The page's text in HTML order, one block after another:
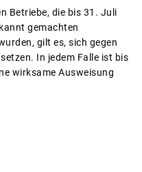
Betriebe, die bis 31. Juli
gemachten
gilt es, sich gegen
In jedem Falle ist bis
wirksame Ausweisung